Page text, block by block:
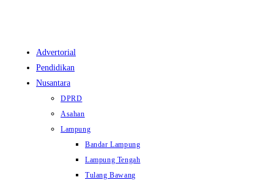
Advertorial
Pendidikan
Nusantara
DPRD
Asahan
Lampung
Bandar Lampung
Lampung Tengah
Tulang Bawang